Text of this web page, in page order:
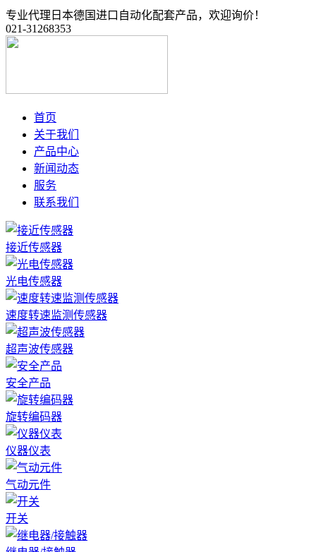
专业代理日本德国进口自动化配套产品，欢迎询价！
021-31268353
首页
关于我们
产品中心
新闻动态
服务
联系我们
接近传感器
光电传感器
速度转速监测传感器
超声波传感器
安全产品
旋转编码器
仪器仪表
气动元件
开关